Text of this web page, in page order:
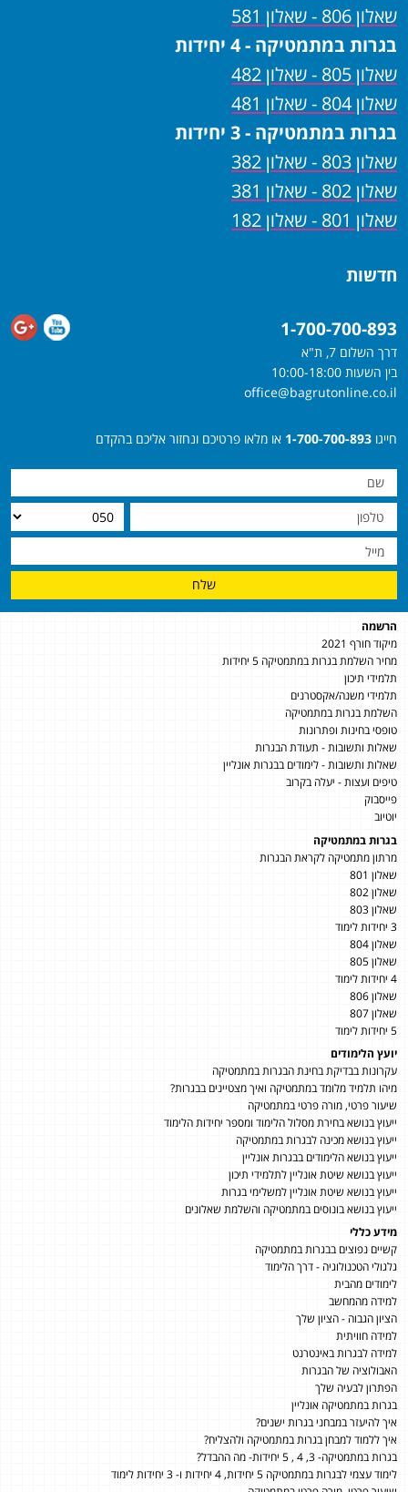
שאלון 806 - שאלון 581
בגרות במתמטיקה - 4 יחידות
שאלון 805 - שאלון 482
שאלון 804 - שאלון 481
בגרות במתמטיקה - 3 יחידות
שאלון 803 - שאלון 382
שאלון 802 - שאלון 381
שאלון 801 - שאלון 182
חדשות
1-700-700-893
דרך השלום 7, ת"א
בין השעות 10:00-18:00
office@bagrutonline.co.il
חייגו 1-700-700-893 או מלאו פרטיכם ונחזור אליכם בהקדם
שלח
הרשמה
מיקוד חורף 2021
מחיר השלמת בגרות במתמטיקה 5 יחידות
תלמידי תיכון
תלמידי משנה/אקסטרנים
השלמת בגרות במתמטיקה
טופסי בחינות ופתרונות
שאלות ותשובות - תעודת הבגרות
שאלות ותשובות - לימודים בבגרות אונליין
טיפים ועצות - יעלה בקרוב
פייסבוק
יוטיוב
בגרות במתמטיקה
מרתון מתמטיקה לקראת הבגרות
שאלון 801
שאלון 802
שאלון 803
3 יחידות לימוד
שאלון 804
שאלון 805
4 יחידות לימוד
שאלון 806
שאלון 807
5 יחידות לימוד
יועץ הלימודים
עקרונות בבדיקת בחינת הבגרות במתמטיקה
מיהו תלמיד מלומד במתמטיקה ואיך מצטיינים בבגרות?
שיעור פרטי, מורה פרטי במתמטיקה
ייעוץ בנושא בחירת מסלול הלימוד ומספר יחידות הלימוד
ייעוץ בנושא מכינה לבגרות במתמטיקה
ייעוץ בנושא הלימודים בבגרות אונליין
ייעוץ בנושא שיטת אונליין לתלמידי תיכון
ייעוץ בנושא שיטת אונליין למשלימי בגרות
ייעוץ בנושא בונוסים במתמטיקה והשלמת שאלונים
מידע כללי
קשיים נפוצים בבגרות במתמטיקה
גלגולי הטכנולוגיה - דרך הלימוד
לימודים מהבית
למידה מהמחשב
הציון הגבוה - הציון שלך
למידה חוויתית
למידה לבגרות באינטרנט
האבולוציה של הבגרות
הפתרון לבעיה שלך
בגרות במתמטיקה אונליין
איך להיעזר במבחני בגרות ישנים?
איך ללמוד למבחן בגרות במתמטיקה ולהצליח?
בגרות במתמטיקה- 3, 4 , 5 יחידות- מה ההבדל?
לימוד עצמי לבגרות במתמטיקה 5 יחידות, 4 יחידות ו- 3 יחידות לימוד